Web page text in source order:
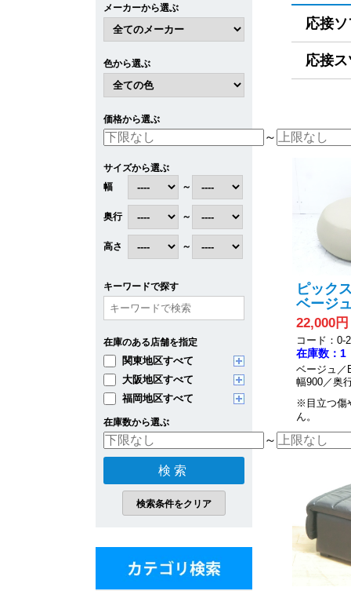
応接
応接
ピック
ベージ
22,000円
コード：0-
在庫数：1
ベージュ／
幅900／奥
※目立つ傷
ん。
メーカーから選ぶ
色から選ぶ
価格から選ぶ
～
サイズから選ぶ
幅
～
奥行 ～
高さ ～
キーワードで探す
在庫のある店舗を指定
関東地区すべて
大阪地区すべて
福岡地区すべて
在庫数から選ぶ
～